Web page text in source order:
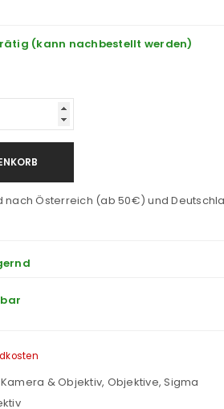
(kann nachbestellt werden)
nach Österreich (ab 50€) und
Kamera & Objektiv, Objektive,Sigma